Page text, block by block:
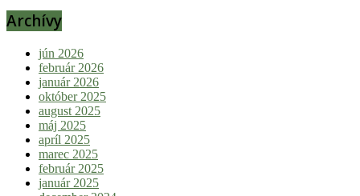
Archívy
jún 2026
február 2026
január 2026
október 2025
august 2025
máj 2025
apríl 2025
marec 2025
február 2025
január 2025